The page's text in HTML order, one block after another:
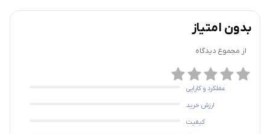
بدون امتیاز
از مجموع دیدگاه
عملکرد و کارایی
ارزش خرید
کیفیت